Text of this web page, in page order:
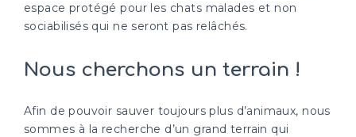
espace protégé pour les chats malades et non
sociabilisés qui ne seront pas relâchés.
Nous cherchons un terrain !
Afin de pouvoir sauver toujours plus d’animaux, nous
sommes à la recherche d’un grand terrain qui